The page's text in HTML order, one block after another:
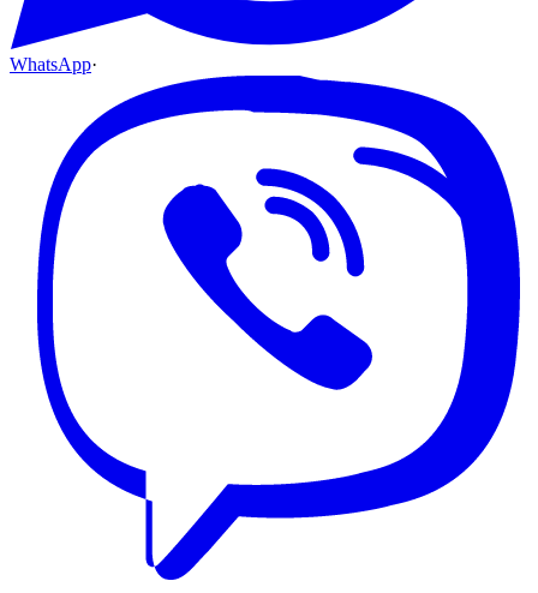
WhatsApp·